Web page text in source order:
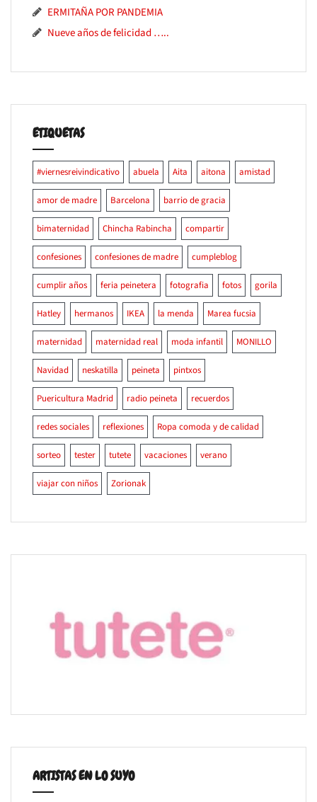
ERMITAÑA POR PANDEMIA
Nueve años de felicidad …..
ETIQUETAS
#viernesreivindicativo abuela Aita aitona amistad
amor de madre Barcelona barrio de gracia
bimaternidad Chincha Rabincha compartir
confesiones confesiones de madre cumpleblog
cumplir años feria peinetera fotografia fotos gorila
Hatley hermanos IKEA la menda Marea fucsia
maternidad maternidad real moda infantil MONILLO
Navidad neskatilla peineta pintxos
Puericultura Madrid radio peineta recuerdos
redes sociales reflexiones Ropa comoda y de calidad
sorteo tester tutete vacaciones verano
viajar con niños Zorionak
ARTISTAS EN LO SUYO